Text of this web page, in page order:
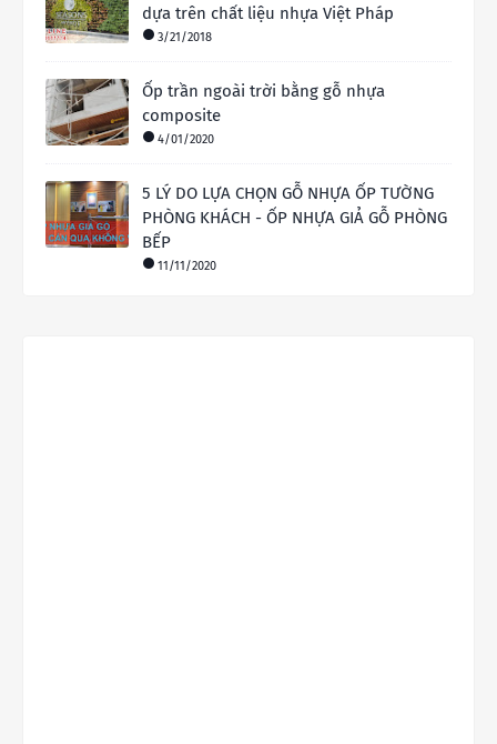
dựa trên chất liệu nhựa Việt Pháp
3/21/2018
Ốp trần ngoài trời bằng gỗ nhựa
composite
4/01/2020
5 LÝ DO LỰA CHỌN GỖ NHỰA ỐP TƯỜNG
PHÒNG KHÁCH - ỐP NHỰA GIẢ GỖ PHÒNG
BẾP
11/11/2020